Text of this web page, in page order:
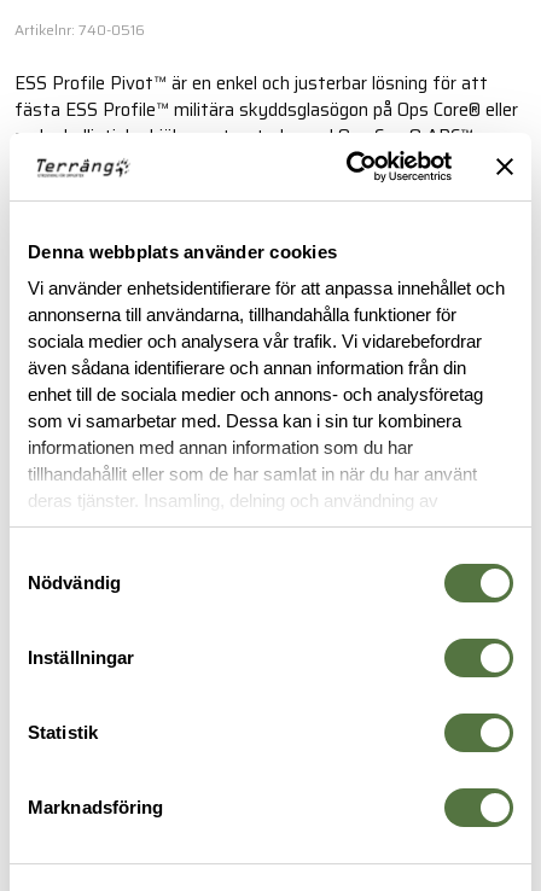
Denna webbplats använder cookies
Vi använder enhetsidentifierare för att anpassa innehållet och
annonserna till användarna, tillhandahålla funktioner för
sociala medier och analysera vår trafik. Vi vidarebefordrar
även sådana identifierare och annan information från din
enhet till de sociala medier och annons- och analysföretag
som vi samarbetar med. Dessa kan i sin tur kombinera
informationen med annan information som du har
tillhandahållit eller som de har samlat in när du har använt
deras tjänster. Insamling, delning och användning av
personuppgifter kan användas för personalisering av
Nödvändig
Inställningar
Statistik
Marknadsföring
Artikelnr: 740-0516
ESS Profile Pivot™ är en enkel och justerbar lösning för att
fästa ESS Profile™ militära skyddsglasögon på Ops Core® eller
andra ballistiska hjälmar utrustade med Ops Core® ARC™
skensystem.
BESKRIVNING
RECENSIONER
OM VARUMÄRKET
GOGGLES